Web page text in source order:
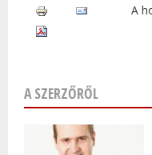
A
A SZERZŐRŐL